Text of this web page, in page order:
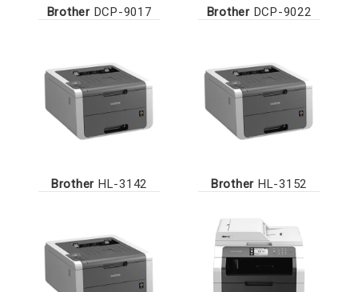
BrotherDCP-9017 BrotherDCP-9022
Brother HL-3142 Brother HL-3152